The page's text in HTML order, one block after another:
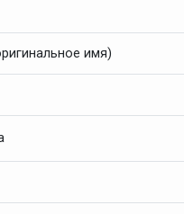
имя)